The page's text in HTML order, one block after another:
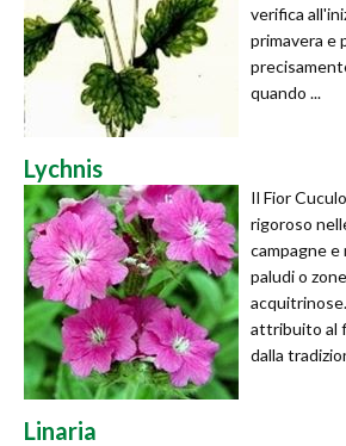
verifica
primavera e
quando ...
Lychnis
Il Fior
rigoroso
campagne e
paludi o zone
attribuito al
dalla
Linaria